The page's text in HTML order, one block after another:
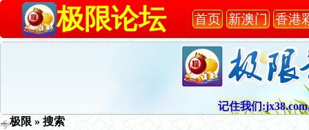
极限论坛 首页 新澳门 香港
记住我们
极限 » 搜索